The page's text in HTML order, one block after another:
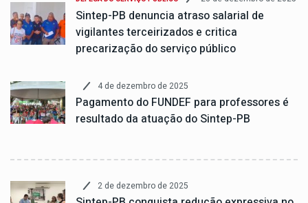
Sintep-PB denuncia atraso salarial de
vigilantes terceirizados e critica
precarização do serviço público
4 de dezembro de 2025
Pagamento do FUNDEF para professores é
resultado da atuação do Sintep-PB
2 de dezembro de 2025